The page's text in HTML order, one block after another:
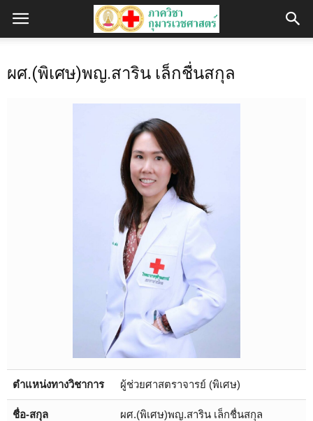
ผศ.(พิเศษ)พญ.สาริน เล็กชื่นสกุล
ตำแหน่งทางวิชาการ ผู้ช่วยศาสตราจารย์ (พิเศษ)
ชื่อ-สกุล
ผศ.(พิเศษ)พญ.สาริน เล็กชื่นสกุล